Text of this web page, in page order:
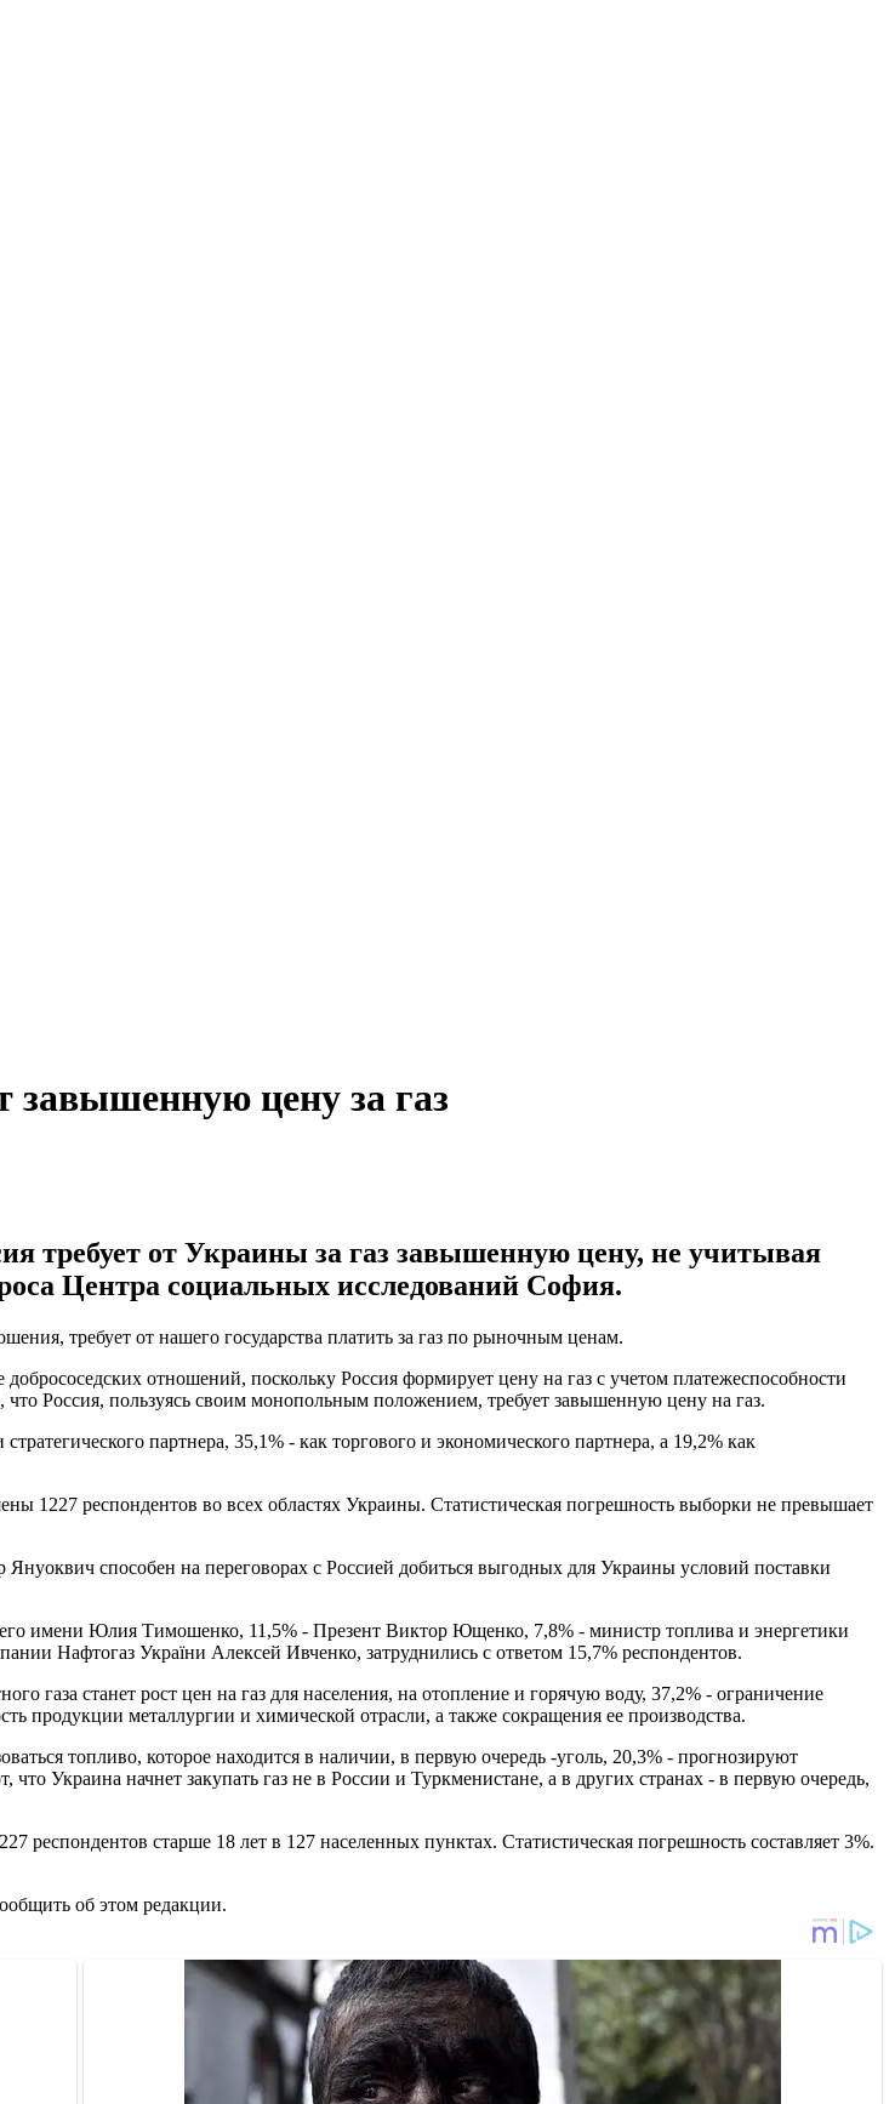
завышенную цену за газ
требует от Украины за газ завышенную цену, не учитывая
Центра социальных исследований София.
требует от нашего государства платить за газ по рыночным ценам.
отношений, поскольку Россия формирует цену на газ с учетом платежеспособности
Россия, пользуясь своим монопольным положением, требует завышенную цену на газ.
партнера, 35,1% - как торгового и экономического партнера, а 19,2% как
1227 респондентов во всех областях Украины. Статистическая погрешность выборки не превышает
способен на переговорах с Россией добиться выгодных для Украины условий поставки
имени Юлия Тимошенко, 11,5% - Презент Виктор Ющенко, 7,8% - министр топлива и энергетики
Нафтогаз України Алексей Ивченко, затруднились с ответом 15,7% респондентов.
газа станет рост цен на газ для населения, на отопление и горячую воду, 37,2% - ограничение
продукции металлургии и химической отрасли, а также сокращения ее производства.
топливо, которое находится в наличии, в первую очередь -уголь, 20,3% - прогнозируют
Украина начнет закупать газ не в России и Туркменистане, а в других странах - в первую очередь,
респондентов старше 18 лет в 127 населенных пунктах. Статистическая погрешность составляет 3%.
об этом редакции.